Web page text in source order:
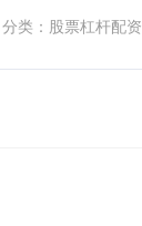
分类： 股票杠杆配资